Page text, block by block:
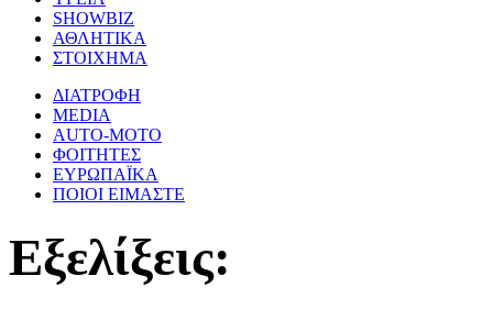
SHOWBIZ
ΑΘΛΗΤΙΚΑ
ΣΤΟΙΧΗΜΑ
ΔΙΑΤΡΟΦΗ
MEDIA
AUTO-MOTO
ΦΟΙΤΗΤΕΣ
ΕΥΡΩΠΑΪΚΑ
ΠΟΙΟΙ ΕΙΜΑΣΤΕ
Eξελίξεις: